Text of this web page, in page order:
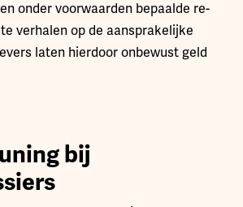
onder voorwaarden bepaalde re-
verhalen op de aansprakelijke
laten hierdoor onbewust geld
bij